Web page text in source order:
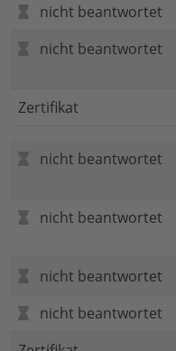
nicht beantwortet
nicht beantwortet
Zertifikat
nicht beantwortet
nicht beantwortet
nicht beantwortet
nicht beantwortet